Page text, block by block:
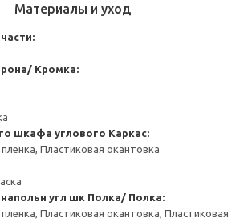
Материалы и уход
Кромка:
шкафа углового Каркас:
Пластиковая окантовка
угл шк Полка/ Полка:
Пластиковая окантовка, Пластиковая